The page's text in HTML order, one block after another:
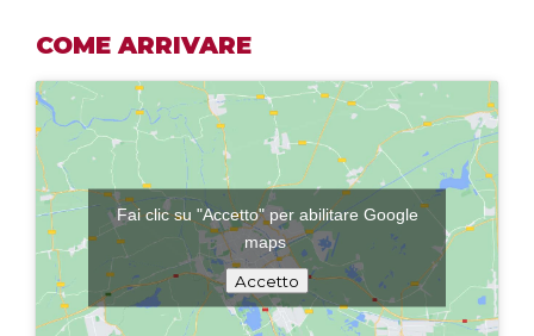
COME ARRIVARE
Fai clic su "Accetto" per abilitare Google
maps
Accetto